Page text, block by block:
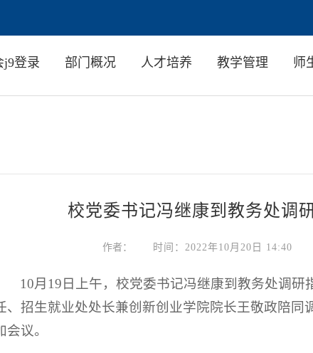
指导工作-九游会亚洲
j9登录 部门概况 人才培养 教学管理 师
校党委书记冯继康到教务处调
作者： 时间：2022年10月20日 14:40
10月19日上午，校党委书记冯继康到教务处调研
、招生就业处处长兼创新创业学院院长王敬政陪同
会议。